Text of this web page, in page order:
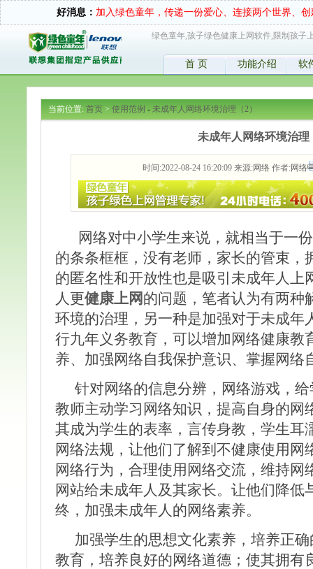
好消息： 加入绿色童年，传递一份爱心、连接两个世界、
绿色童年,孩子绿色健康上网软件,限制孩子
首 页 功能介绍 软
当前位置: 首页> 使用范例 - 未成年人网络环境治理（2）
未成年人网络环境治理
时间:2022-08-24 16:20:09 来源:网络作者:网络
网络对中小学生来说，就相当于一
的条条框框，没有老师，家长的管束，
的匿名性和开放性也是吸引未成年人上
人更健康上网的问题，笔者认为有两种
环境的治理，另一种是加强对于未成年
行九年义务教育，可以增加网络健康教
养、加强网络自我保护意识、掌握网络
针对网络的信息分辨，网络游戏，
教师主动学习网络知识，提高自身的网
其成为学生的表率，言传身教，学生耳
网络法规，让他们了解到不健康使用网
网络行为，合理使用网络交流，维持网
网站给未成年人及其家长。让他们降低
终，加强未成年人的网络素养。
加强学生的思想文化素养，培养正
教育，培养良好的网络道德；使其拥有